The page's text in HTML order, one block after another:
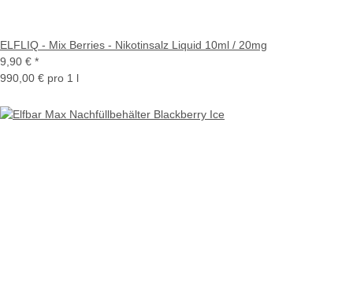
ELFLIQ - Mix Berries - Nikotinsalz Liquid 10ml / 20mg
9,90 € *
990,00 € pro 1 l